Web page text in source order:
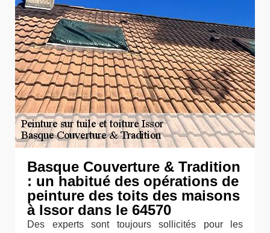
Basque Couverture & Tradition
: un habitué des opérations de
peinture des toits des maisons
à Issor dans le 64570
Des experts sont toujours sollicités pour les